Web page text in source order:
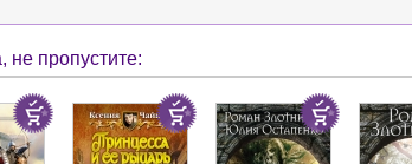
не пропустите: